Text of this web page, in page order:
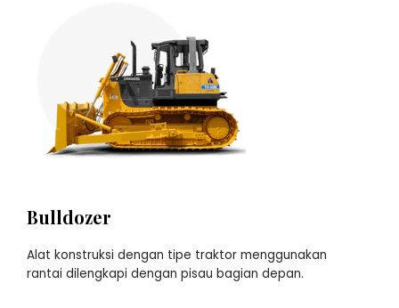
Bulldozer
Alat konstruksi dengan tipe traktor menggunakan
rantai dilengkapi dengan pisau bagian depan.